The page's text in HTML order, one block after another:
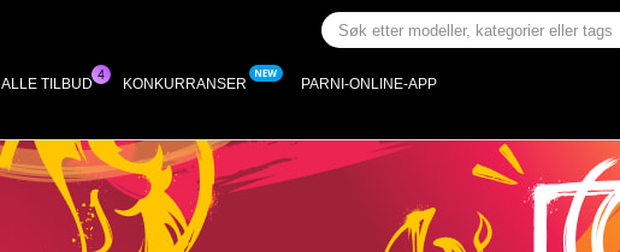
ALLE TILBUD KONKURRANSER PARNI-ONLINE-APP